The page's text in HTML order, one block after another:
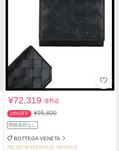
¥72,319送料込
24%OFF ¥95,800
関税負担なし
BOTTEGA VENETA
PREMIUM PERSONAL SHOPPER